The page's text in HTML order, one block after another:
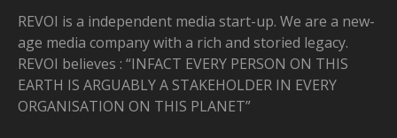
REVOI is a independent media start-up. We are a new-
age media company with a rich and storied legacy.
REVOI believes : “INFACT EVERY PERSON ON THIS
EARTH IS ARGUABLY A STAKEHOLDER IN EVERY
ORGANISATION ON THIS PLANET”